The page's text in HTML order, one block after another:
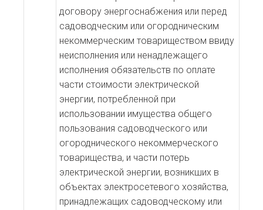
договору энергоснабжения или перед
садоводческим или огородническим
некоммерческим товариществом ввиду
неисполнения или ненадлежащего
исполнения обязательств по оплате
части стоимости электрической
энергии, потребленной при
использовании имущества общего
пользования садоводческого или
огороднического некоммерческого
товарищества, и части потерь
электрической энергии, возникших в
объектах электросетевого хозяйства,
принадлежащих садоводческому или